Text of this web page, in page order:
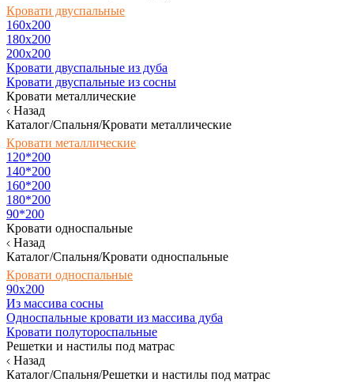
Кровати двуспальные
160х200
180x200
200x200
Кровати двуспальные из дуба
Кровати двуспальные из сосны
Кровати металлические
Назад
Каталог/Спальня/Кровати металлические
Кровати металлические
120*200
140*200
160*200
180*200
90*200
Кровати односпальные
Назад
Каталог/Спальня/Кровати односпальные
Кровати односпальные
90х200
Из массива сосны
Односпальные кровати из массива дуба
Кровати полутороспальные
Решетки и настилы под матрас
Назад
Каталог/Спальня/Решетки и настилы под матрас